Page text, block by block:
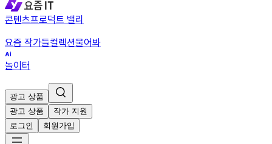
콘텐츠프로덕트 밸리
요즘 작가들컬렉션물어봐
놀이터
광고 상품
광고 상품
작가 지원
로그인
회원가입